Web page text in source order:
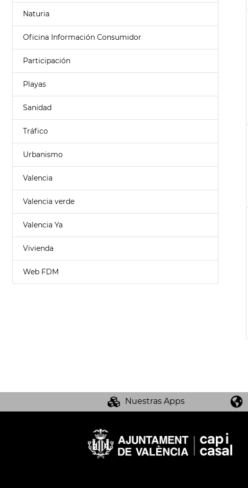
Naturia
Oficina Información Consumidor
Participación
Playas
Sanidad
Tráfico
Urbanismo
Valencia
Valencia verde
Valencia Ya
Vivienda
Web FDM
Nuestras Apps